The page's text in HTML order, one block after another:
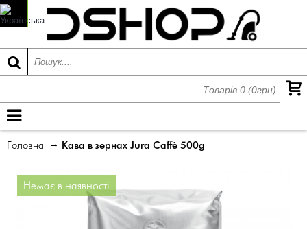
Товарів 0 (0грн)
Головна Кава в зернах Jura Caffè 500g
Немає в наявності